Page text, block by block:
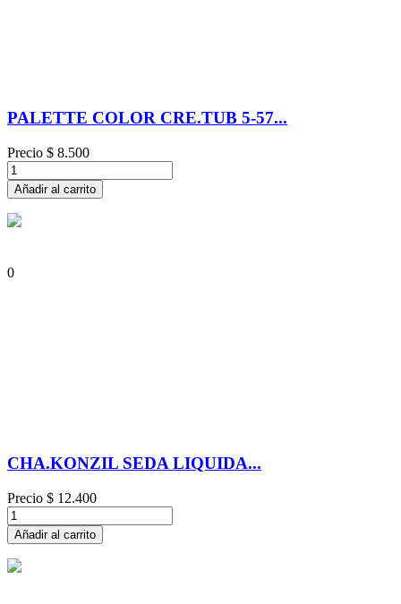
PALETTE COLOR CRE.TUB 5-57...
Precio $ 8.500
Añadir al carrito
0
CHA.KONZIL SEDA LIQUIDA...
Precio $ 12.400
Añadir al carrito